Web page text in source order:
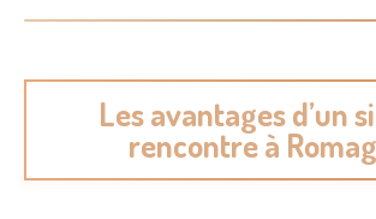
Les avantages d’un
rencontre à